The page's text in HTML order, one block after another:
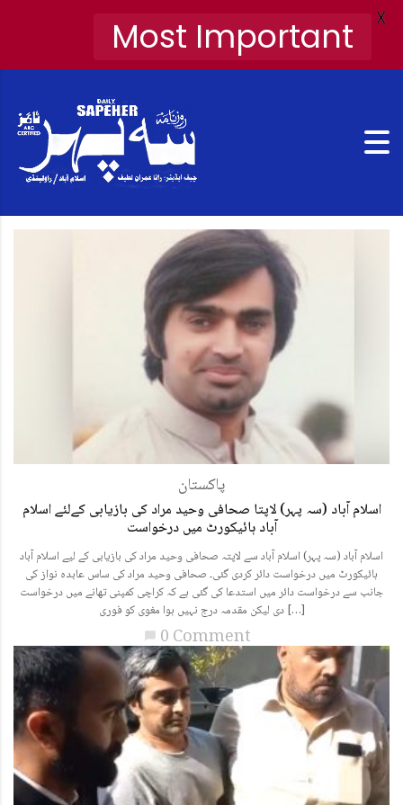
پاکستان
اسلام آباد (سہ پہر) لاپتا صحافی وحید مراد کی بازیابی کےلئے اسلام
آباد ہائیکورٹ میں درخواست
اسلام آباد (سہ پہر) اسلام آباد سے لاپتہ صحافی وحید مراد کی بازیابی کے لیے اسلام آباد
ہائیکورٹ میں درخواست دائر کردی گئی۔ صحافی وحید مراد کی ساس عابدہ نواز کی
جانب سے درخواست دائر میں استدعا کی گئی ہے کہ کراچی کمپنی تھانے میں درخواست
دی لیکن مقدمہ درج نہیں ہوا مغوی کو فوری […]
chat_bubble 0 Comment
Most ImportantX